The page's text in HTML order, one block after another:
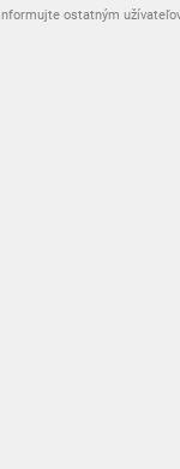
ostatným